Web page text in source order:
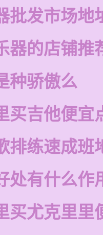
批发市场地
器的店铺推
种骄傲么
买吉他便宜
排练速成班
处有什么作
买尤克里里